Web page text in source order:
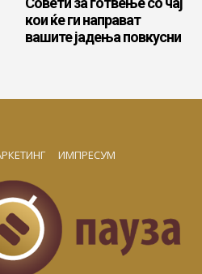
кои ќе ги направат
вашите јадења повкусни
ИМПРЕСУМ